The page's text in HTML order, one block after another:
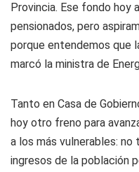
Provincia. Ese fondo hoy
pensionados, pero
porque entendemos que
marcó la ministra de
Tanto en Casa de
hoy otro freno para
a los más vulnerables:
ingresos de la población